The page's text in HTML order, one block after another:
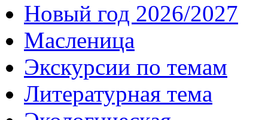
Новый год 2026/2027
Масленица
Экскурсии по темам
Литературная тема